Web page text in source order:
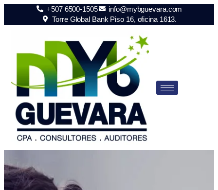
+507 6500-1505
info@mybguevara.com
Torre Global Bank Piso 16, oficina 1613.